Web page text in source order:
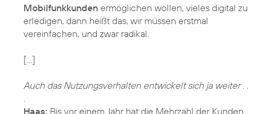
Mobilfunkkunden ermöglichen wollen, vieles digital zu
erledigen, dann heißt das, wir müssen erstmal
vereinfachen, und zwar radikal.
[…]
Auch das Nutzungsverhalten entwickelt sich ja weiter . .
.
Haas: Bis vor einem Jahr hat die Mehrzahl der Kunden